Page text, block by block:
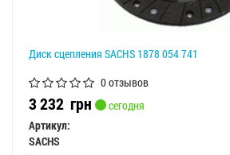
Диск сцепления SACHS 1878 054 741
0 отзывов
3 232 грн
сегодня
Артикул:
SACHS